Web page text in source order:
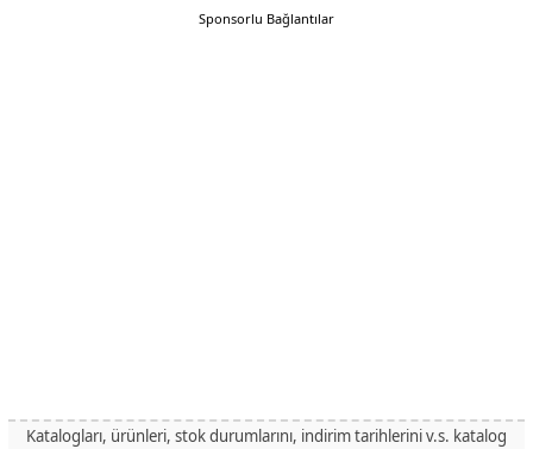
Sponsorlu Bağlantılar
Katalogları, ürünleri, stok durumlarını, indirim tarihlerini v.s. katalog